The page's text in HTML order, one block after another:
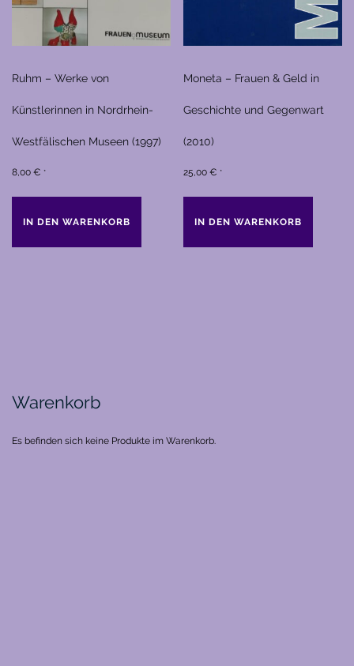
Ruhm – Werke von
Künstlerinnen in Nordrhein-
Westfälischen Museen (1997)
8,00 € *
IN DEN WARENKORB
Moneta – Frauen & Geld in
Geschichte und Gegenwart
(2010)
25,00€ *
IN DEN WARENKORB
Warenkorb
Es befinden sich keine Produkte im Warenkorb.